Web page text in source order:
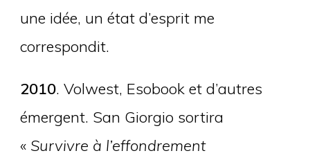
une idée, un état d’esprit me
correspondit.
2010. Volwest, Esobook et d’autres
émergent. San Giorgio sortira
« Survivre à l’effondrement